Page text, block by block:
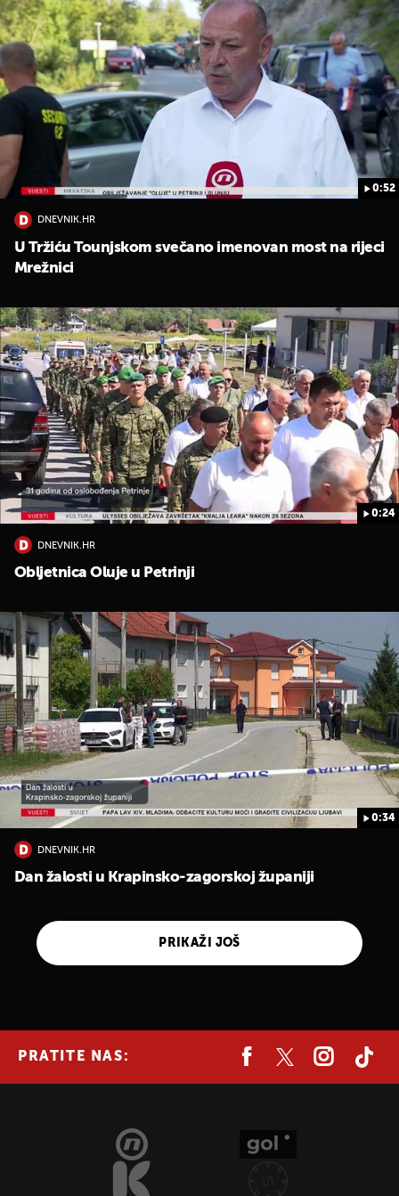
0:52
DNEVNIK.HR
U Tržiću Tounjskom svečano imenovan most na rijeci
Mrežnici
0:24
DNEVNIK.HR
Obljetnica Oluje u Petrinji
0:34
DNEVNIK.HR
Dan žalosti u Krapinsko-zagorskoj županiji
PRIKAŽI JOŠ
PRATITE NAS: